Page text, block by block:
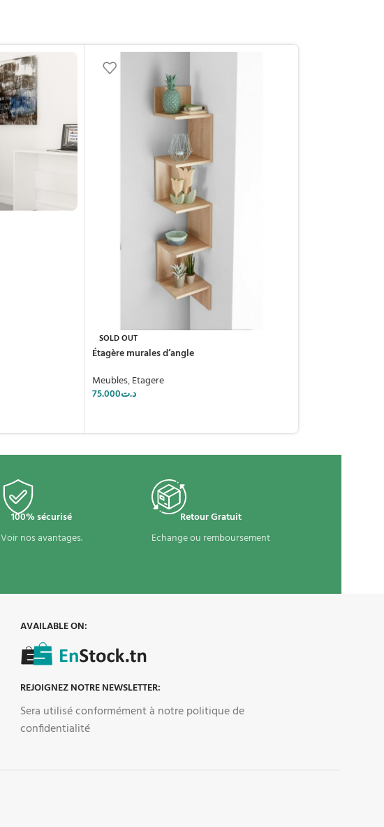
SOLD OUT
Étagère murales d’angle
Meubles,Etagere
د.ت75.000
100% sécurisé
Voir nos avantages.
Retour Gratuit
Echange ou remboursement
AVAILABLE ON:
REJOIGNEZ NOTRE NEWSLETTER:
Sera utilisé conformément à notre politique de
confidentialité